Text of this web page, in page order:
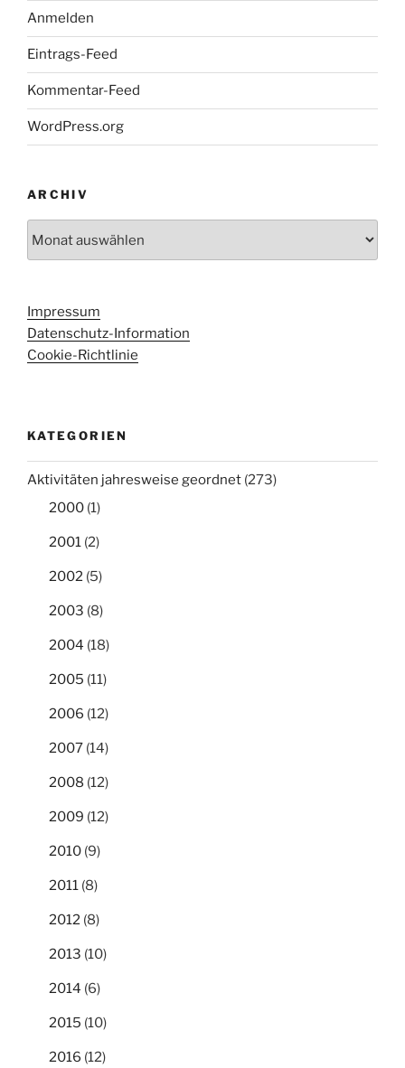
Anmelden
Eintrags-Feed
Kommentar-Feed
WordPress.org
ARCHIV
Impressum
Datenschutz-Information
Cookie-Richtlinie
KATEGORIEN
Aktivitäten jahresweise geordnet (273)
2000 (1)
2001 (2)
2002 (5)
2003 (8)
2004 (18)
2005 (11)
2006 (12)
2007 (14)
2008 (12)
2009 (12)
2010 (9)
2011 (8)
2012 (8)
2013 (10)
2014 (6)
2015 (10)
2016 (12)